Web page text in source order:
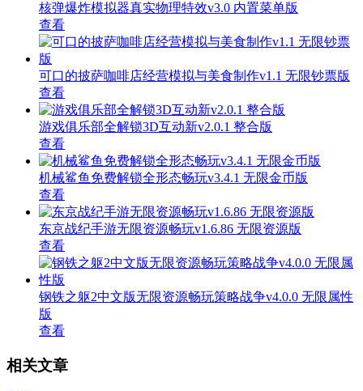
核弹爆炸模拟器真实物理特效v3.0 内置菜单版
查看
可口的披萨咖啡店经营模拟与美食制作v1.1 无限钞票版
查看
游戏俱乐部全解锁3D互动新v2.0.1 整合版
查看
机械鲨鱼免费解锁全形态畅玩v3.4.1 无限金币版
查看
东京战纪手游无限资源畅玩v1.6.86 无限资源版
查看
钢铁之躯2中文版无限资源畅玩策略战争v4.0.0 无限属性
版
查看
相关文章